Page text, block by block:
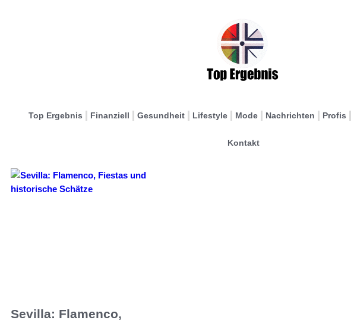
Top Ergebnis Finanziell Gesundheit Lifestyle Mode Nachrichten Profis
Kontakt
Sevilla: Flamenco,